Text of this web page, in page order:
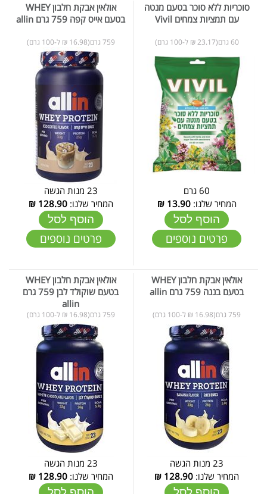
סוכריות ללא סוכר בטעם מנטה
עם תמציות צמחים Vivil
60 גרם(23.17 ₪ ל-100 גרם)
60 גרם
המחיר שלנו:13.90
₪
הוסף לסל
פרטים נוספים
אולאין אבקת חלבון WHEY
בטעם אייס קפה 759 גרם allin
759 גרם(16.98 ₪ ל-100 גרם)
23 מנות הגשה
המחיר שלנו:128.90
₪
הוסף לסל
פרטים נוספים
אולאין אבקת חלבון WHEY
בטעם בננה 759 גרם allin
759 גרם(16.98 ₪ ל-100 גרם)
23 מנות הגשה
המחיר שלנו: 128.90
₪
אולאין אבקת חלבון WHEY
בטעם שוקולד לבן 759 גרם
allin
759 גרם(16.98 ₪ ל-100 גרם)
23 מנות הגשה
המחיר שלנו:128.90
₪